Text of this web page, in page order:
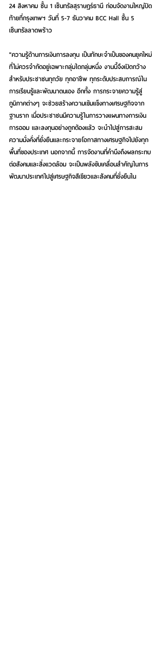
24 สิงหาคม ชั้น 1 เซ็นทรัลสุราษฎร์ธานี ก่อนจัดงานใหญ่ปิด
ท้ายที่กรุงเทพฯ วันที่ 5-7 ธันวาคม BCC Hall ชั้น 5
เซ็นทรัลลาดพร้าว
"ความรู้ด้านการเงินการลงทุน เป็นทักษะจำเป็นของคนยุคใหม่
ที่ไม่ควรจำกัดอยู่เฉพาะกลุ่มใดกลุ่มหนึ่ง งานนี้จึงเปิดกว้าง
สำหรับประชาชนทุกวัย ทุกอาชีพ ทุกระดับประสบการณ์ใน
การเรียนรู้และพัฒนาตนเอง อีกทั้ง การกระจายความรู้สู่
ภูมิภาคต่างๆ จะช่วยสร้างความเข้มแข็งทางเศรษฐกิจจาก
ฐานราก เมื่อประชาชนมีความรู้ในการวางแผนทางการเงิน
การออม และลงทุนอย่างถูกต้องแล้ว จะนำไปสู่การสะสม
ความมั่งคั่งที่ยั่งยืนและกระจายโอกาสทางเศรษฐกิจไปยังทุก
พื้นที่ของประเทศ นอกจากนี้ การจัดงานที่คำนึงถึงผลกระทบ
ต่อสังคมและสิ่งแวดล้อม จะเป็นพลังขับเคลื่อนสำคัญในการ
พัฒนาประเทศไปสู่เศรษฐกิจสีเขียวและสังคมที่ยั่งยืนใน